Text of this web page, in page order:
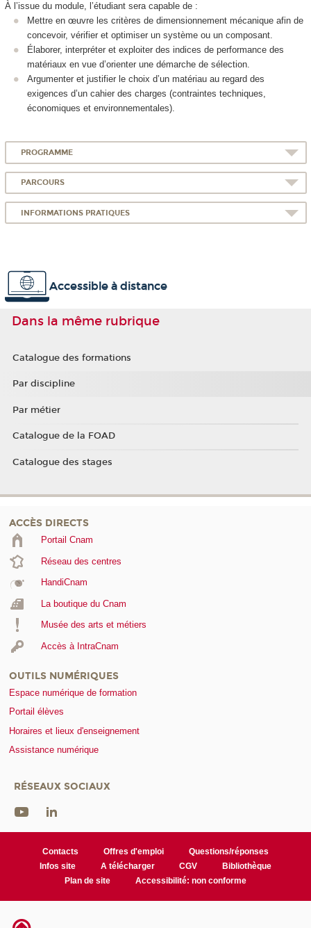
À l’issue du module, l’étudiant sera capable de :
Mettre en œuvre les critères de dimensionnement mécanique afin de
concevoir, vérifier et optimiser un système ou un composant.
Élaborer, interpréter et exploiter des indices de performance des
matériaux en vue d’orienter une démarche de sélection.
Argumenter et justifier le choix d’un matériau au regard des
exigences d’un cahier des charges (contraintes techniques,
économiques et environnementales).
PROGRAMME
PARCOURS
INFORMATIONS PRATIQUES
Accessible à distance
Dans la même rubrique
Catalogue des formations
Par discipline
Par métier
Catalogue de la FOAD
Catalogue des stages
ACCÈS DIRECTS
Portail Cnam
Réseau des centres
HandiCnam
La boutique du Cnam
Musée des arts et métiers
Accès à IntraCnam
OUTILS NUMÉRIQUES
Espace numérique de formation
Portail élèves
Horaires et lieux d'enseignement
Assistance numérique
RÉSEAUX SOCIAUX
Contacts Offres d'emploi
Questions/réponses
Infos site
A télécharger CGV
Bibliothèque
Plan de site
Accessibilité: non conforme